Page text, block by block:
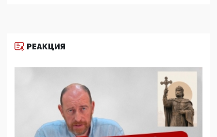
11:53, 09 Июня 2026
деятельность ИИТО ЮНЕСКО в России, но
цифроглобалисты продолжают определять
повестку в образовании
09:43, 01 Июня 2026
5G за счет здоровья граждан: Минцифры намерено
отобрать у регионов и муниципалитетов право
защищать жилые дома и социальные объекты от
РЕАКЦИЯ